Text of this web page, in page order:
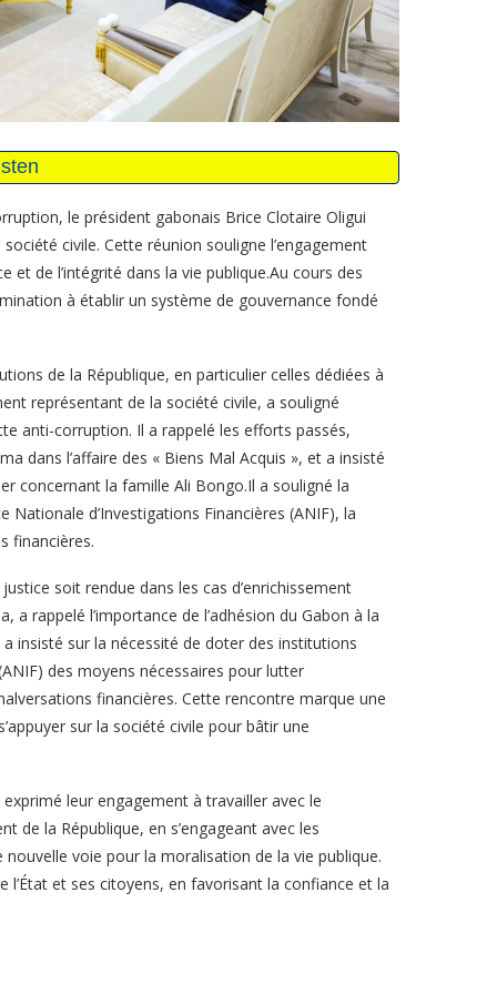
le président gabonais Brice Clotaire Oligui
civile. Cette réunion souligne l’engagement
de l’intégrité dans la vie publique.Au cours des
à établir un système de gouvernance fondé
de la République, en particulier celles dédiées à
représentant de la société civile, a souligné
anti-corruption. Il a rappelé les efforts passés,
dans l’affaire des « Biens Mal Acquis », et a insisté
concernant la famille Ali Bongo.Il a souligné la
d’Investigations Financières (ANIF), la
financières.
soit rendue dans les cas d’enrichissement
a rappelé l’importance de l’adhésion du Gabon à la
insisté sur la nécessité de doter des institutions
des moyens nécessaires pour lutter
financières. Cette rencontre marque une
sur la société civile pour bâtir une
leur engagement à travailler avec le
de la République, en s’engageant avec les
voie pour la moralisation de la vie publique.
et ses citoyens, en favorisant la confiance et la